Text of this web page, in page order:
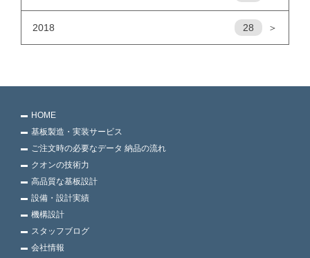
2018 28 ＞
HOME
基板製造・実装サービス
ご注文時の必要なデータ 納品の流れ
クオンの技術力
高品質な基板設計
設備・設計実績
機構設計
スタッフブログ
会社情報